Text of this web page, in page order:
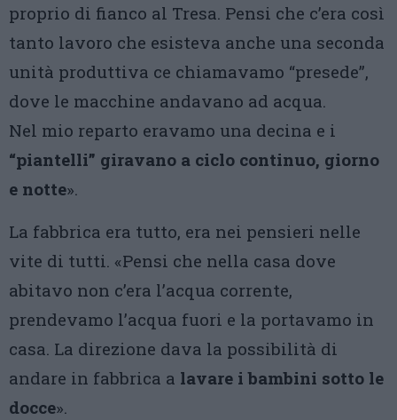
proprio di fianco al Tresa. Pensi che c’era così
tanto lavoro che esisteva anche una seconda
unità produttiva ce chiamavamo “presede”,
dove le macchine andavano ad acqua.
Nel mio reparto eravamo una decina e i
“piantelli” giravano a ciclo continuo, giorno
e notte».
La fabbrica era tutto, era nei pensieri nelle
vite di tutti. «Pensi che nella casa dove
abitavo non c’era l’acqua corrente,
prendevamo l’acqua fuori e la portavamo in
casa. La direzione dava la possibilità di
andare in fabbrica a lavare i bambini sotto le
docce».